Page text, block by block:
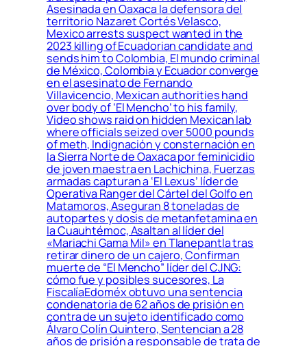
Asesinada en Oaxaca la defensora del
territorio Nazaret Cortés Velasco,
Mexico arrests suspect wanted in the
2023 killing of Ecuadorian candidate and
sends him to Colombia, El mundo criminal
de México, Colombia y Ecuador converge
en el asesinato de Fernando
Villavicencio, Mexican authorities hand
over body of ‘El Mencho’ to his family,
Video shows raid on hidden Mexican lab
where officials seized over 5000 pounds
of meth, Indignación y consternación en
la Sierra Norte de Oaxaca por feminicidio
de joven maestra en Lachichina, Fuerzas
armadas capturan a ‘El Lexus’ líder de
Operativa Ranger del Cártel del Golfo en
Matamoros, Aseguran 8 toneladas de
autopartes y dosis de metanfetamina en
la Cuauhtémoc, Asaltan al líder del
«Mariachi Gama Mil» en Tlanepantla tras
retirar dinero de un cajero, Confirman
muerte de “El Mencho” líder del CJNG:
cómo fue y posibles sucesores, La
FiscalíaEdoméx obtuvo una sentencia
condenatoria de 62 años de prisión en
contra de un sujeto identificado como
Álvaro Colín Quintero, Sentencian a 28
años de prisión a responsable de trata de